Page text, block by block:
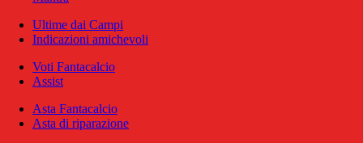
Ultime dai Campi
Indicazioni amichevoli
Voti Fantacalcio
Assist
Asta Fantacalcio
Asta di riparazione